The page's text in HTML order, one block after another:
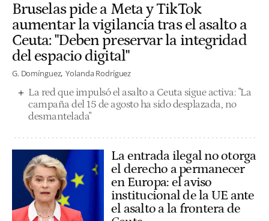
Bruselas pide a Meta y TikTok
aumentar la vigilancia tras el asalto a
Ceuta: "Deben preservar la integridad
del espacio digital"
G. Domínguez Yolanda Rodríguez
La red que impulsó el asalto a Ceuta sigue activa: "La
campaña del 15 de agosto ha sido desplazada, no
desmantelada"
La entrada ilegal no otorga
el derecho a permanecer
en Europa: el aviso
institucional de la UE ante
el asalto a la frontera de